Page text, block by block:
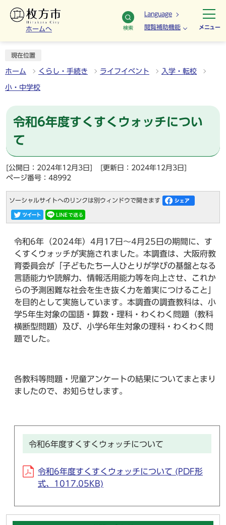
ホームへ 検索
Language
閲覧補助機能 メニュー
現在位置
ホーム くらし・手続き ライフイベント 入学・転校
小・中学校
令和6年度すくすくウォッチについ
て
[公開日：2024年12月3日]
[更新日：2024年12月3日]
ページ番号：48992
ソーシャルサイトへのリンクは別ウィンドウで開きます
令和6年（2024年）4月17日～4月25日の期間に、す
くすくウォッチが実施されました。本調査は、大阪府教
育委員会が「子どもたち一人ひとりが学びの基盤となる
言語能力や読解力、情報活用能力等を向上させ、これか
らの予測困難な社会を生き抜く力を着実につけること」
を目的として実施しています。本調査の調査教科は、小
学5年生対象の国語・算数・理科・わくわく問題（教科
横断型問題）及び、小学6年生対象の理科・わくわく問
題でした。
各教科等問題・児童アンケートの結果についてまとまり
ましたので、お知らせします。
令和6年度すくすくウォッチについて
令和6年度すくすくウォッチについて (PDF形
式、1017.05KB)